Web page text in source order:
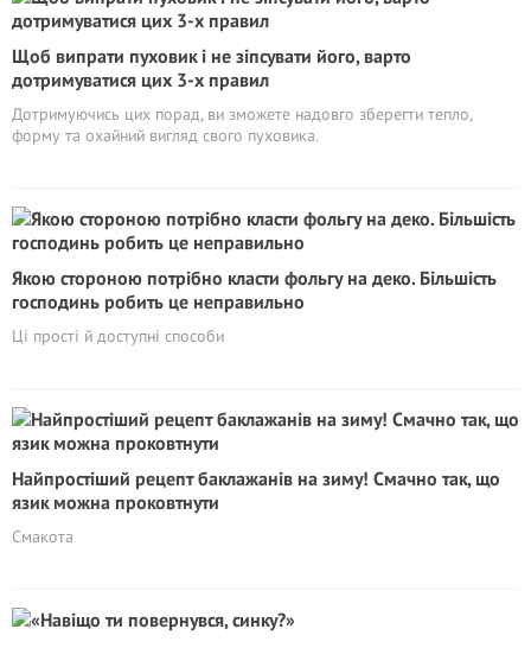
Щоб випрати пуховик і не зіпсувати його, варто
дотримуватися цих 3-х правил
Дотримуючись цих порад, ви зможете надовго зберегти тепло,
форму та охайний вигляд свого пуховика.
Якою стороною потрібно класти фольгу на деко. Більшість
господинь робить це неправильно
Ці прості й доступні способи
Найпростіший рецепт баклажанів на зиму! Смачно так, що
язик можна проковтнути
Смакота